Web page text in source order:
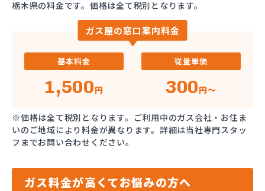
栃木県の料金です。価格は全て税別となります。
ガス屋の窓口案内料金
基本料金
1,500円
従量単価
300円～
※価格は全て税別となります。ご利用中のガス会社・お住ま
いのご地域により料金が異なります。詳細は当社専門スタッ
フまでお問い合わせください。
ガス料金が高くてお悩みの方へ